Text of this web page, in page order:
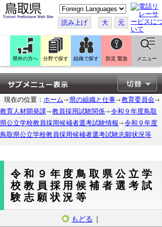
こ
の
ペ
ー
ジ
翻
訳
す
る
読み上げ 大 元
県外の方へ 分野で探す 組織で探す 防災 緊急 メニュー
現在の位置： ホーム 県の組織と仕事
教育委員会
教育人材開発課
教員採用試験関係
令和９年度鳥取
県公立学校教員採用候補者選考試験情報
令和９年度
鳥取県公立学校教員採用候補者選考試験志願状況等
令和９年度鳥取県公立学
校教員採用候補者選考試
験志願状況等
もどる ｜